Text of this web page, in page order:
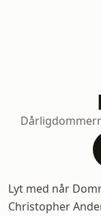
Lyt med når
Christopher